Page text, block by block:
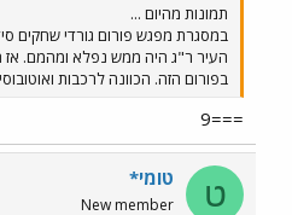
תמונות מהיום ...
העיר ר"ג היה ממש נפלא ומהמם. אז
בפורום הזה. הכוונה לרכבות
===9
ט טומי*
New member